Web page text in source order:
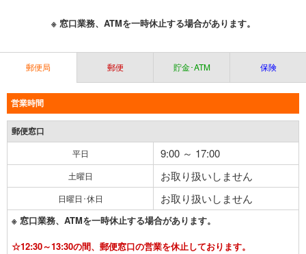
※ 窓口業務、ATMを一時休止する場合があります。
郵便局 郵便 貯金･ATM 保険
営業時間
郵便窓口
平日 9:00 ～ 17:00
土曜日 お取り扱いしません
日曜日･休日 お取り扱いしません
※ 窓口業務、ATMを一時休止する場合があります。
☆12:30～13:30の間、郵便窓口の営業を休止しております。